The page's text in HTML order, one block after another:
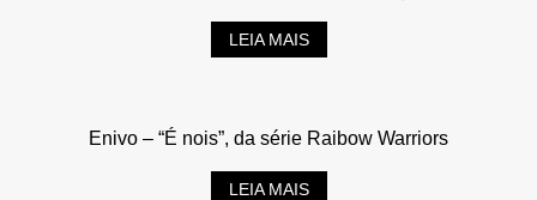
LEIA MAIS
Enivo – “É nois”, da série Raibow Warriors
LEIA MAIS